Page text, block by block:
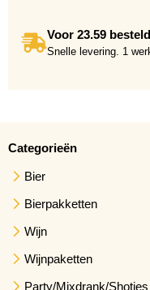
Voor 23.59
Snelle levering. 1
Categorieën
Bier
Bierpakketten
Wijn
Wijnpaketten
Party/Mixdrank/Shotjes